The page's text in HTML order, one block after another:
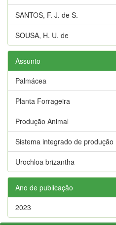
SANTOS, F. J. de S.
SOUSA, H. U. de
Assunto
Palmácea
Planta Forrageira
Produção Animal
Sistema integrado de produção
Urochloa brizantha
Ano de publicação
2023